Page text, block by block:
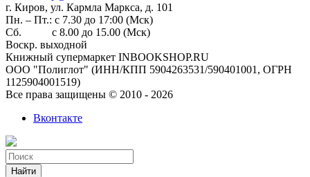
г. Киров, ул. Кармла Маркса, д. 101
Пн. – Пт.: с 7.30 до 17:00 (Мск)
Сб. с 8.00 до 15.00 (Мск)
Воскр. выходной
Книжный супермаркет INBOOKSHOP.RU
ООО "Полиглот" (ИНН/КПП 5904263531/590401001, ОГРН
1125904001519)
Все права защищены © 2010 - 2026
Вконтакте
Найти